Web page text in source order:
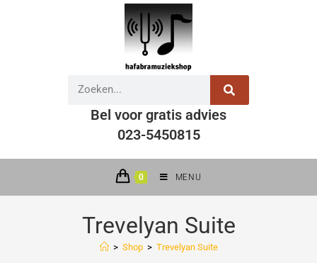
Bel voor gratis advies
023-5450815
0 MENU
Trevelyan Suite
> Shop > Trevelyan Suite